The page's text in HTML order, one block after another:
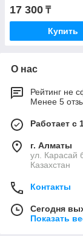
17 300 ₸
Купить
О нас
Рейтинг не
Менее 5
Работает с
г. Алматы
ул. Карасай
Казахстан
Контакты
Сегодня
Показать